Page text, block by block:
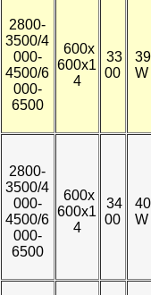
2800-
3500/4
000-
4500/6
000-
6500
600x
600x1
4
33
00
39
W
2800-
3500/4
000-
4500/6
000-
6500
600x
600x1
4
34
00
40
W